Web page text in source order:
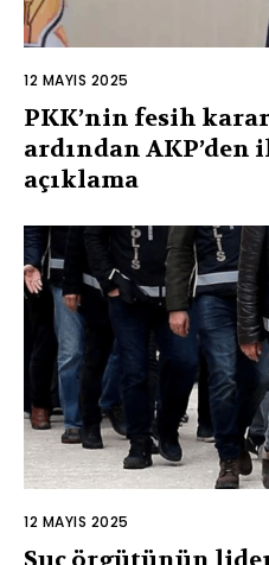
12 MAYIS 2025
PKK’nin fesih
ardından AKP’den
açıklama
12 MAYIS 2025